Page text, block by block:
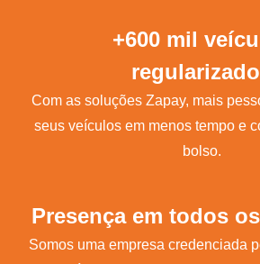
+600 mil
Com as soluções Zapay, mais
seus veículos em menos tempo e
bolso.
Presença em todos os
Somos uma empresa credenciada